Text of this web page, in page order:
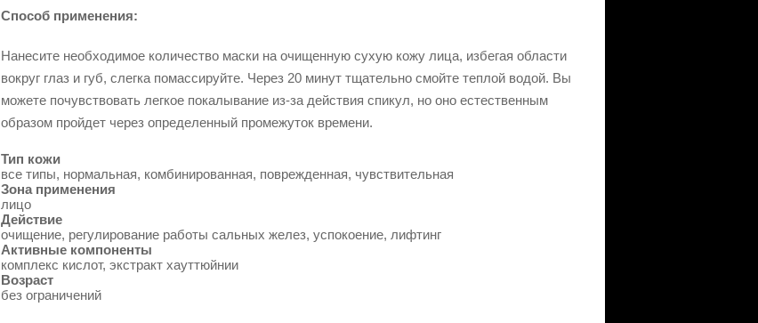
Способ применения:
Нанесите необходимое количество маски на очищенную сухую кожу лица, избегая области
вокруг глаз и губ, слегка помассируйте. Через 20 минут тщательно смойте теплой водой. Вы
можете почувствовать легкое покалывание из-за действия спикул, но оно естественным
образом пройдет через определенный промежуток времени.
Тип кожи
все типы, нормальная, комбинированная, поврежденная, чувствительная
Зона применения
лицо
Действие
очищение, регулирование работы сальных желез, успокоение, лифтинг
Активные компоненты
комплекс кислот, экстракт хауттюйнии
Возраст
без ограничений